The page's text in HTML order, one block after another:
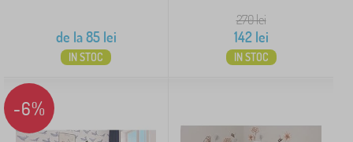
de la85lei
IN STOC
270lei
142lei
IN STOC
-6%